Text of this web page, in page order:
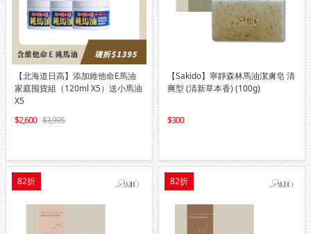
【北海道日高】添加維他命E馬油
家庭囤貨組（120ml X5）送小馬油
X5
2,600
3,995
【Sakido】寧靜森林馬油潔膚皂 清
爽型 (清新草本香) (100g)
300
82折 82折